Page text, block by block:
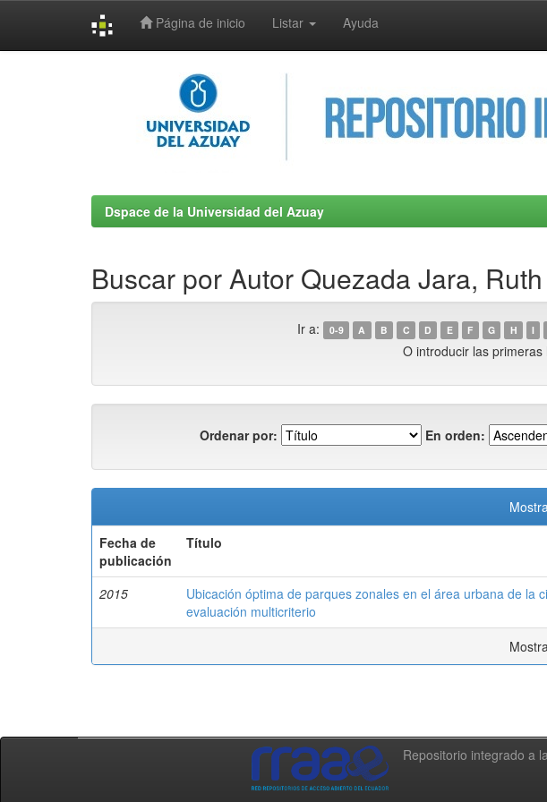
Página de inicio Listar Ayuda
Dspace de la Universidad del Azuay
Buscar por Autor Quezada Jara,
Ir a: 0-9 A B C D E F G H I
O introducir las primeras
Ordenar por: En orden:
Fecha de
publicación
Título
2015
Ubicación óptima de parques zonales en el área urbana de la
evaluación multicriterio
Repositorio integrado a